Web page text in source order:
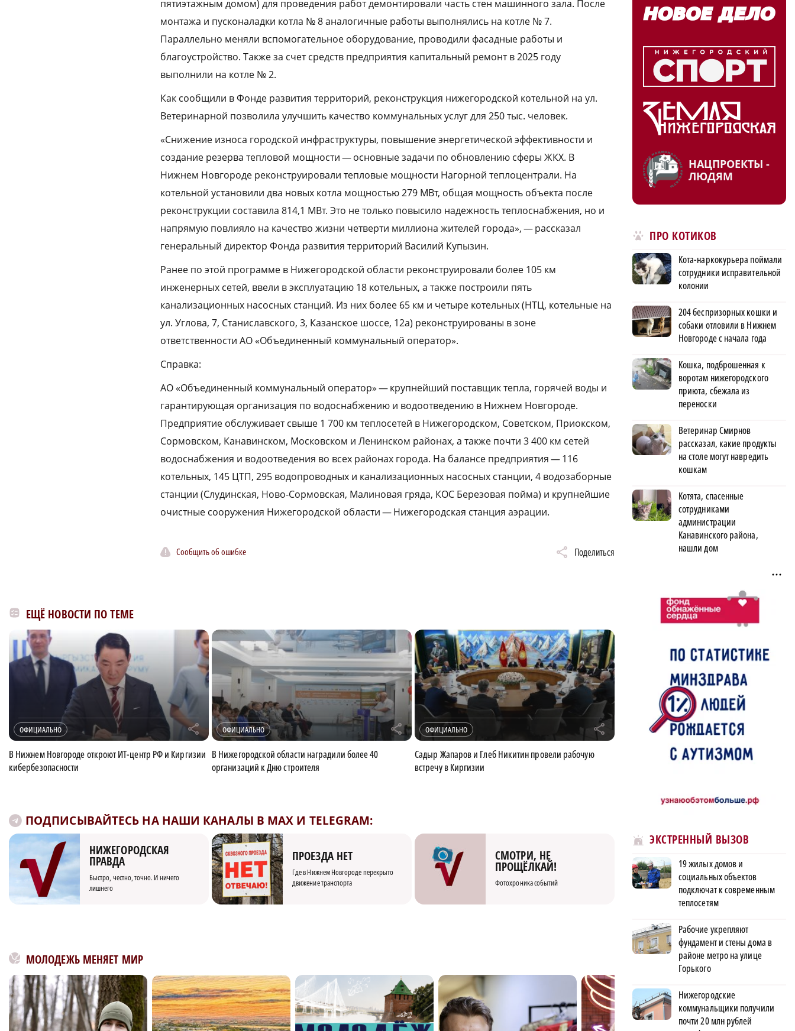
пятиэтажным домом) для проведения работ демонтировали часть стен машинного зала. После
монтажа и пусконаладки котла № 8 аналогичные работы выполнялись на котле № 7.
Параллельно меняли вспомогательное оборудование, проводили фасадные работы и
благоустройство. Также за счет средств предприятия капитальный ремонт в 2025 году
выполнили на котле № 2.
Как сообщили в Фонде развития территорий, реконструкция нижегородской котельной на ул.
Ветеринарной позволила улучшить качество коммунальных услуг для 250 тыс. человек.
«Снижение износа городской инфраструктуры, повышение энергетической эффективности и
создание резерва тепловой мощности — основные задачи по обновлению сферы ЖКХ. В
Нижнем Новгороде реконструировали тепловые мощности Нагорной теплоцентрали. На
котельной установили два новых котла мощностью 279 МВт, общая мощность объекта после
реконструкции составила 814,1 МВт. Это не только повысило надежность теплоснабжения, но и
напрямую повлияло на качество жизни четверти миллиона жителей города», — рассказал
генеральный директор Фонда развития территорий Василий Купызин.
Ранее по этой программе в Нижегородской области реконструировали более 105 км
инженерных сетей, ввели в эксплуатацию 18 котельных, а также построили пять
канализационных насосных станций. Из них более 65 км и четыре котельных (НТЦ, котельные на
ул. Углова, 7, Станиславского, 3, Казанское шоссе, 12а) реконструированы в зоне
ответственности АО «Объединенный коммунальный оператор».
Справка:
АО «Объединенный коммунальный оператор» — крупнейший поставщик тепла, горячей воды и
гарантирующая организация по водоснабжению и водоотведению в Нижнем Новгороде.
Предприятие обслуживает свыше 1 700 км теплосетей в Нижегородском, Советском, Приокском,
Сормовском, Канавинском, Московском и Ленинском районах, а также почти 3 400 км сетей
водоснабжения и водоотведения во всех районах города. На балансе предприятия — 116
котельных, 145 ЦТП, 295 водопроводных и канализационных насосных станции, 4 водозаборные
станции (Слудинская, Ново-Сормовская, Малиновая гряда, КОС Березовая пойма) и крупнейшие
очистные сооружения Нижегородской области — Нижегородская станция аэрации.
Сообщить об ошибке Поделиться
ЕЩЁ НОВОСТИ ПО ТЕМЕ
ОФИЦИАЛЬНО r
В Нижнем Новгороде откроют ИТ-центр РФ и Киргизии
кибербезопасности
ОФИЦИАЛЬНО r
В Нижегородской области наградили более 40
организаций к Дню строителя
ОФИЦИАЛЬНО r
Садыр Жапаров и Глеб Никитин провели рабочую
встречу в Киргизии
ПОДПИСЫВАЙТЕСЬ НА НАШИ КАНАЛЫ В MAX И TELEGRAM:
НИЖЕГОРОДСКАЯ
ПРАВДА
Быстро, честно, точно. И ничего
лишнего
ПРОЕЗДА НЕТ
Где в Нижнем Новгороде перекрыто
движение транспорта
СМОТРИ, НЕ
ПРОЩЁЛКАЙ!
Фотохроника событий
МОЛОДЕЖЬ МЕНЯЕТ МИР
НАЦПРОЕКТЫ -
ЛЮДЯМ
ПРО КОТИКОВ
Кота-наркокурьера поймали
сотрудники исправительной
колонии
204 беспризорных кошки и
собаки отловили в Нижнем
Новгороде с начала года
Кошка, подброшенная к
воротам нижегородского
приюта, сбежала из
переноски
Ветеринар Смирнов
рассказал, какие продукты
на столе могут навредить
кошкам
Котята, спасенные
сотрудниками
администрации
Канавинского района,
нашли дом
ЭКСТРЕННЫЙ ВЫЗОВ
19 жилых домов и
социальных объектов
подключат к современным
теплосетям
Рабочие укрепляют
фундамент и стены дома в
районе метро на улице
Горького
Нижегородские
коммунальщики получили
почти 20 млн рублей